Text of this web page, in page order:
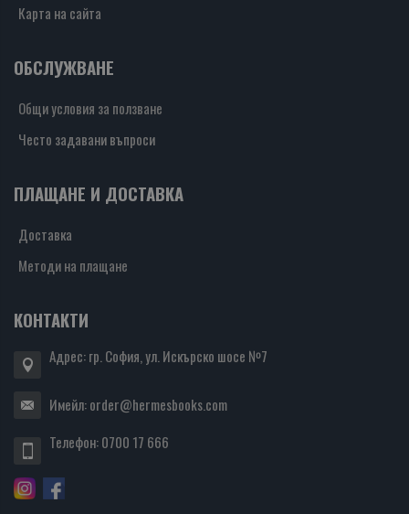
Карта на сайта
ОБСЛУЖВАНЕ
Общи условия за ползване
Често задавани въпроси
ПЛАЩАНЕ И ДОСТАВКА
Доставка
Методи на плащане
КОНТАКТИ
Адрес: гр. София, ул. Искърско шосе №7
Имейл:order@hermesbooks.com
Телефон:0700 17 666